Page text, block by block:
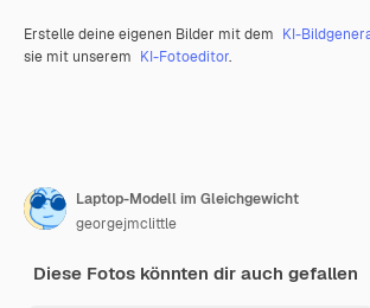
Erstelle deine eigenen Bilder mit dem KI-
sie mit unserem KI-Fotoeditor.
Laptop-Modell im Gleichgewicht
georgejmclittle
Diese Fotos könnten dir auch gefallen